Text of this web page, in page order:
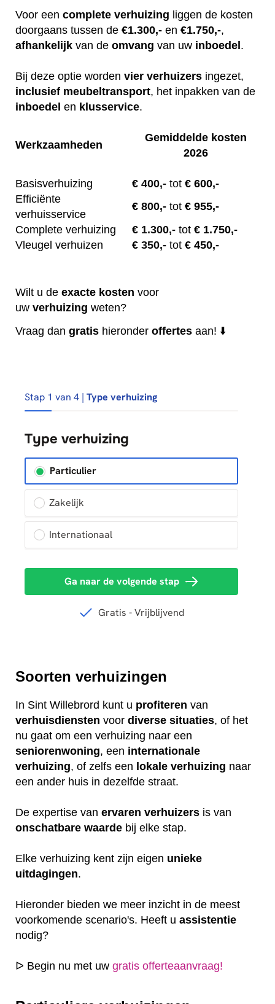
Voor een complete verhuizing liggen de kosten
doorgaans tussen de €1.300,- en €1.750,-,
afhankelijk van de omvang van uw inboedel .
Bij deze optie worden vier verhuizers ingezet,
inclusief meubeltransport, het inpakken van de
inboedel en klusservice.
Werkzaamheden
Gemiddelde kosten
2026
Basisverhuizing € 400,- tot € 600,-
Efficiënte
verhuisservice
€ 800,- tot € 955,-
Complete verhuizing
€ 1.300,- tot € 1.750,-
Vleugel verhuizen
€ 350,- tot € 450,-
Wilt u de exacte kosten voor
uw verhuizing weten?
Vraag dan gratis hieronder offertes aan! ⬇️
Soorten verhuizingen
In Sint Willebrord kunt u profiteren van
verhuisdiensten voor diverse situaties, of het
nu gaat om een verhuizing naar een
seniorenwoning, een internationale
verhuizing, of zelfs een lokale verhuizing naar
een ander huis in dezelfde straat.
De expertise van ervaren verhuizers is van
onschatbare waarde bij elke stap.
Elke verhuizing kent zijn eigen unieke
uitdagingen.
Hieronder bieden we meer inzicht in de meest
voorkomende scenario's. Heeft u assistentie
nodig?
ᐅ Begin nu met uw gratis offerteaanvraag!